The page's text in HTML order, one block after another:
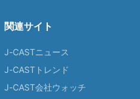
関連サイト
J-CASTニュース
J-CASTトレンド
J-CAST会社ウォッチ